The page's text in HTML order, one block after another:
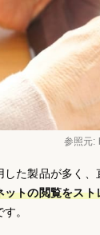
参照元:
た製品が多く、
ットの閲覧をス
。